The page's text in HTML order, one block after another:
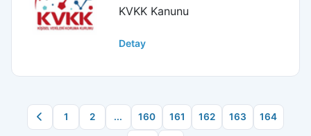
KVKK Kanunu
Detay
1 2 ... 160 161 162 163 164